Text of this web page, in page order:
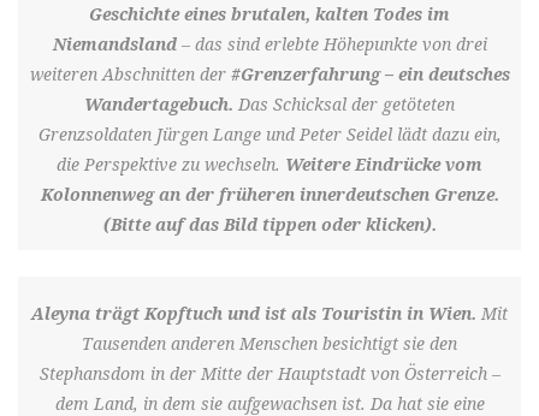
Geschichte eines brutalen, kalten Todes im
Niemandsland– das sind erlebte Höhepunkte von drei
weiteren Abschnitten der #Grenzerfahrung – ein deutsches
Wandertagebuch. Das Schicksal der getöteten
Grenzsoldaten Jürgen Lange und Peter Seidel lädt dazu ein,
die Perspektive zu wechseln. Weitere Eindrücke vom
Kolonnenweg an der früheren innerdeutschen Grenze.
(Bitte auf das Bild tippen oder klicken).
Aleyna trägt Kopftuch und ist als Touristin in Wien. Mit
Tausenden anderen Menschen besichtigt sie den
Stephansdom in der Mitte der Hauptstadt von Österreich –
dem Land, in dem sie aufgewachsen ist. Da hat sie eine